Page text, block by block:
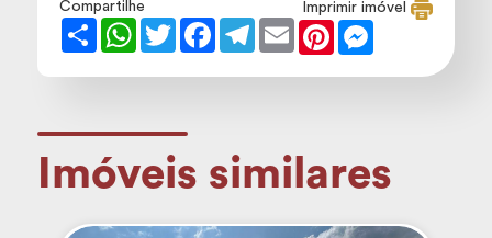
Imprimir imóvel
Compartilhe
Share
WhatsApp
TwitterFacebookTelegram
Email PinterestMessenger
Imóveis similares